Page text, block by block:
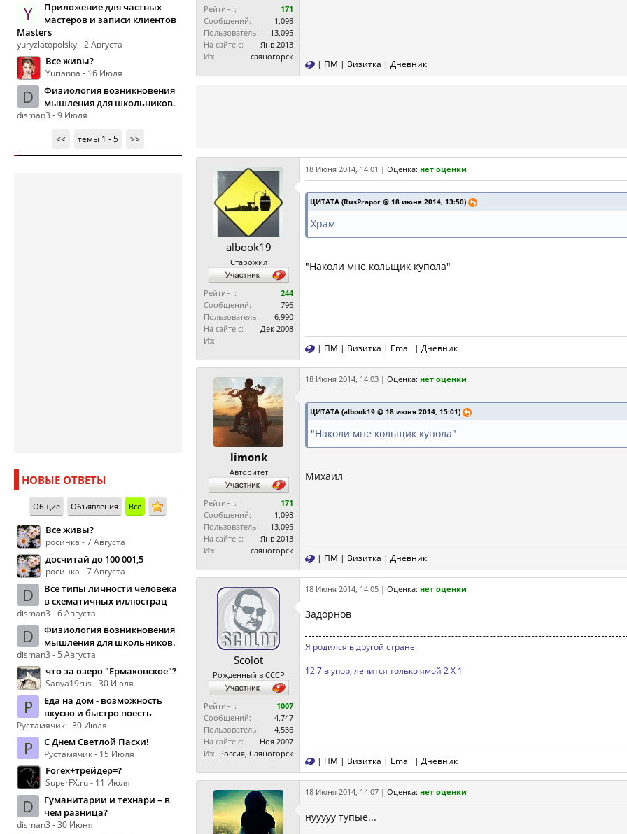
Y
Приложение для частных
мастеров и записи клиентов
Masters
yuryzlatopolsky - 2 Августа
Все живы?
Yurianna - 16 Июля
D
Физиология возникновения
мышления для школьников.
disman3 - 9 Июля
<<
темы 1 - 5 >>
НОВЫЕ ОТВЕТЫ
Общие Объявления Всё
Все живы?
росинка - 7 Августа
досчитай до 100 001,5
росинка - 7 Августа
D
Все типы личности человека
в схематичных иллюстрац
disman3 - 6 Августа
D
Физиология возникновения
мышления для школьников.
disman3 - 5 Августа
что за озеро "Ермаковское"?
Sanya19rus - 30 Июля
Р
Еда на дом - возможность
вкусно и быстро поесть
Рустамячик - 30 Июля
Р С Днем Светлой Пасхи!
Рустамячик - 15 Июля
Forex+трейдер=?
SuperFX.ru - 11 Июля
D
Гуманитарии и технари – в
чём разница?
disman3 - 30 Июня
Рейтинг:
171
Сообщений:
1,098
Пользователь:
13,095
На сайте с:
Янв 2013
Из:
саяногорск
| ПМ | Визитка | Дневник
albook19
Старожил
Рейтинг:
244
Сообщений:
796
Пользователь:
6,990
На сайте с:
Дек 2008
Из:
18 Июня 2014, 14:01 | Оценка: нет оценки
ЦИТАТА (RusPrapor @ 18 июня 2014, 13:50)
Храм
"Наколи мне кольщик купола"
| ПМ | Визитка | Email | Дневник
limonk
Авторитет
Рейтинг:
171
Сообщений:
1,098
Пользователь:
13,095
На сайте с:
Янв 2013
Из:
саяногорск
18 Июня 2014, 14:03 | Оценка: нет оценки
ЦИТАТА (albook19 @ 18 июня 2014, 15:01)
"Наколи мне кольщик купола"
Михаил
| ПМ | Визитка | Дневник
Scolot
Рожденный в СССР
Рейтинг:
1007
Сообщений:
4,747
Пользователь:
4,536
На сайте с:
Ноя 2007
Из: Россия, Саяногорск
18 Июня 2014, 14:05 | Оценка: нет оценки
Задорнов
Я родился в другой стране.
12.7 в упор, лечится только ямой 2 Х 1
| ПМ | Визитка | Email | Дневник
18 Июня 2014, 14:07 | Оценка: нет оценки
нууууу тупые...